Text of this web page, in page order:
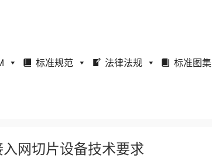
标准规范 法律法规 标准图集
网切片设备技术要求